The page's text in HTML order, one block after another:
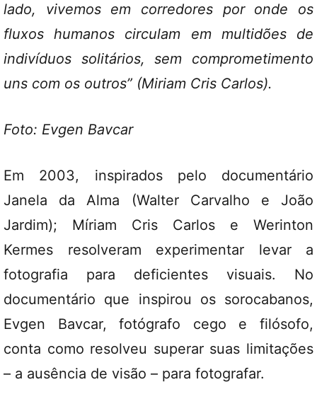
lado, vivemos em corredores por onde os
fluxos humanos circulam em multidões de
indivíduos solitários, sem comprometimento
uns com os outros” (Miriam Cris Carlos).
Foto: Evgen Bavcar
Em 2003, inspirados pelo documentário
Janela da Alma (Walter Carvalho e João
Jardim); Míriam Cris Carlos e Werinton
Kermes resolveram experimentar levar a
fotografia para deficientes visuais. No
documentário que inspirou os sorocabanos,
Evgen Bavcar, fotógrafo cego e filósofo,
conta como resolveu superar suas limitações
– a ausência de visão – para fotografar.